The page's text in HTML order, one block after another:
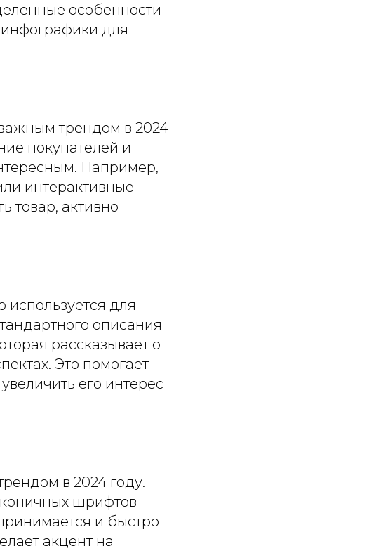
особенности
для
трендом в 2024
покупателей и
Например,
интерактивные
товар, активно
для
описания
рассказывает о
Это помогает
его интерес
в 2024 году.
шрифтов
и быстро
акцент на